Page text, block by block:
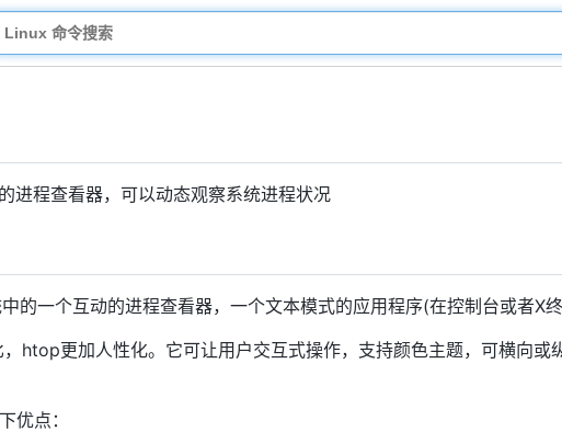
进程查看器，可以动态观察系统进程状况
的一个互动的进程查看器，一个文本模式的应用程序(在控制台或者X
htop更加人性化。它可让用户交互式操作，支持颜色主题，可横向或
优点：